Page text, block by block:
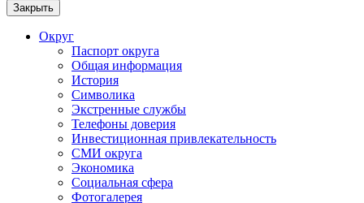
Закрыть
Округ
Паспорт округа
Общая информация
История
Символика
Экстренные службы
Телефоны доверия
Инвестиционная привлекательность
СМИ округа
Экономика
Социальная сфера
Фотогалерея